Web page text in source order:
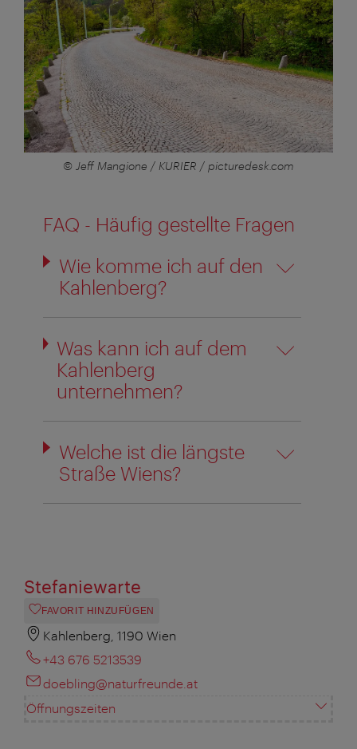
© Jeff Mangione / KURIER / picturedesk.com
FAQ - Häufig gestellte Fragen
Wie komme ich auf den
Kahlenberg?
Was kann ich auf dem
Kahlenberg
unternehmen?
Welche ist die längste
Straße Wiens?
Stefaniewarte
FAVORIT HINZUFÜGEN
Kahlenberg, 1190 Wien
+43 676 5213539
doebling@naturfreunde.at
Öffnungszeiten